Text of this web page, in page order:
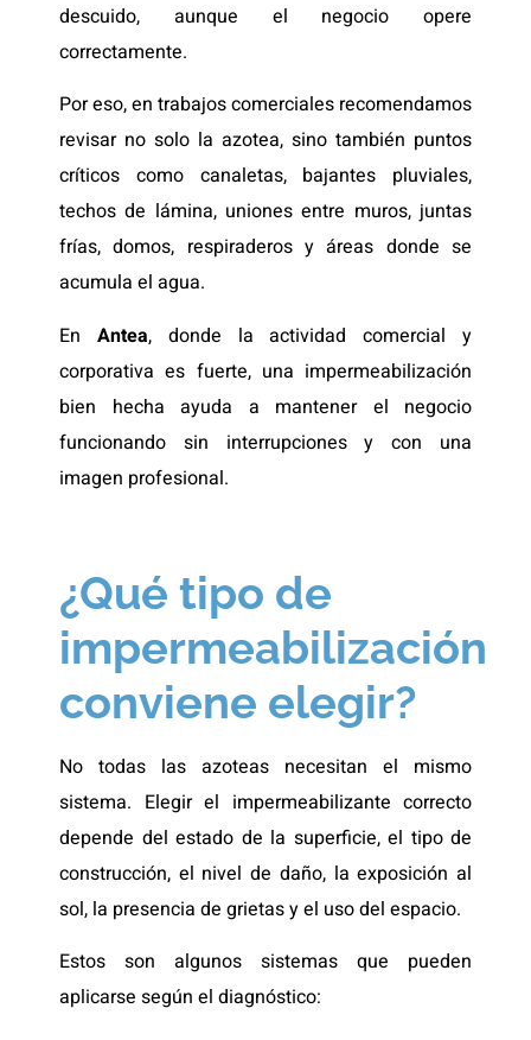
descuido, aunque el negocio opere
correctamente.
Por eso, en trabajos comerciales recomendamos
revisar no solo la azotea, sino también puntos
críticos como canaletas, bajantes pluviales,
techos de lámina, uniones entre muros, juntas
frías, domos, respiraderos y áreas donde se
acumula el agua.
En Antea, donde la actividad comercial y
corporativa es fuerte, una impermeabilización
bien hecha ayuda a mantener el negocio
funcionando sin interrupciones y con una
imagen profesional.
¿Qué tipo de
impermeabilización
conviene elegir?
No todas las azoteas necesitan el mismo
sistema. Elegir el impermeabilizante correcto
depende del estado de la superficie, el tipo de
construcción, el nivel de daño, la exposición al
sol, la presencia de grietas y el uso del espacio.
Estos son algunos sistemas que pueden
aplicarse según el diagnóstico: